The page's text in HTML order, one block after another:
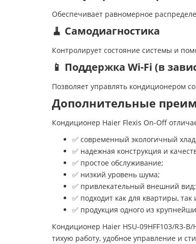
Обеспечивает равномерное
🧹 Самодиагностика
Контролирует состояние системы и
📱 Поддержка Wi-Fi (в
Позволяет управлять кондиционером
Дополнительные
Кондиционер Haier Flexis On-Off
✅ современный экологичный
✅ надежная конструкция и
✅ простое обслуживание;
✅ низкий уровень шума;
✅ привлекательный внешний вид;
✅ подходит как для квартиры,
✅ продукция одного из
Кондиционер Haier HSU-09HFF103/R3-
тихую работу, удобное управление и